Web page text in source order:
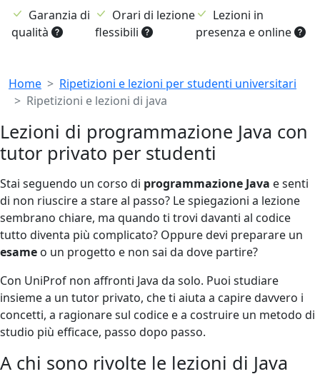
Garanzia di
qualità
Orari di lezione
flessibili
Lezioni in
presenza e online
Breadcrumb
Home
Ripetizioni e lezioni per studenti universitari
Ripetizioni e lezioni di java
Lezioni di programmazione Java con
tutor privato per studenti
Stai seguendo un corso di programmazione Java e senti
di non riuscire a stare al passo? Le spiegazioni a lezione
sembrano chiare, ma quando ti trovi davanti al codice
tutto diventa più complicato? Oppure devi preparare un
esame o un progetto e non sai da dove partire?
Con UniProf non affronti Java da solo. Puoi studiare
insieme a un tutor privato, che ti aiuta a capire davvero i
concetti, a ragionare sul codice e a costruire un metodo di
studio più efficace, passo dopo passo.
A chi sono rivolte le lezioni di Java